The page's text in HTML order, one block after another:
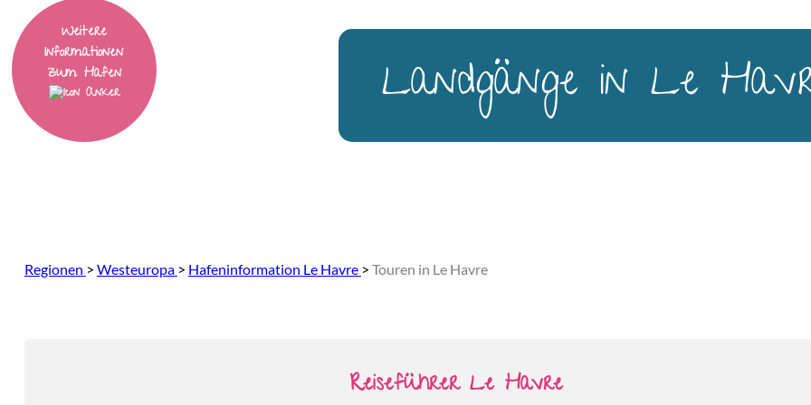
Landgänge in Le
Weitere
Informationen
zum Hafen
Regionen > Westeuropa > Hafeninformation Le Havre > Touren in Le Havre
Reiseführer Le Havre